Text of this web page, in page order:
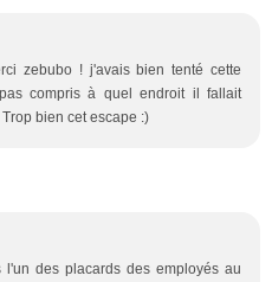
zebubo ! j'avais bien tenté cette
compris à quel endroit il fallait
bien cet escape :)
des placards des employés au